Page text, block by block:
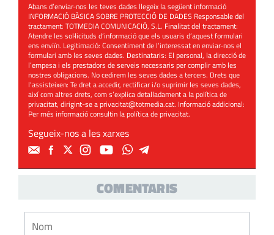
Abans d’enviar-nos les teves dades llegeix la següent informació
INFORMACIÓ BÀSICA SOBRE PROTECCIÓ DE DADES Responsable del
tractament: TOTMEDIA COMUNICACIÓ, S.L. Finalitat del tractament:
Atendre les sol·licituds d’informació que els usuaris d’aquest formulari
ens enviïn. Legitimació: Consentiment de l’interessat en enviar-nos el
formulari amb les seves dades. Destinataris: El personal, la direcció de
l’empesa i els prestadors de serveis necessaris per complir amb les
nostres obligacions. No cedirem les seves dades a tercers. Drets que
l’assisteixen: Te dret a accedir, rectificar i/o suprimir les seves dades,
així com altres drets, com s’explica detalladament a la política de
privacitat, dirigint-se aprivacitat@totmedia.cat. Informació addicional:
Per més informació consultin lapolítica de privacitat.
Segueix-nos a les xarxes
COMENTARIS